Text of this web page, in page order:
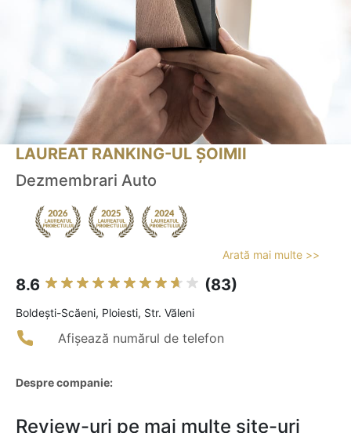
LAUREAT RANKING-UL ȘOIMII
Dezmembrari Auto
Arată mai multe >>
8.6 (83)
Boldeşti-Scăeni, Ploiesti, Str. Văleni
Afișează numărul de telefon
Despre companie:
Review-uri pe mai multe site-uri